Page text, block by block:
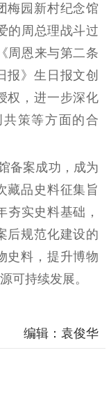
梅园新村纪念馆
的周总理战斗过
周恩来与第二条
报》生日报文创
权，进一步深化
策等方面的合
案成功，成为
藏品史料征集旨
实史料基础，
后规范化建设的
史料，提升博物
可持续发展。
编辑：袁俊华